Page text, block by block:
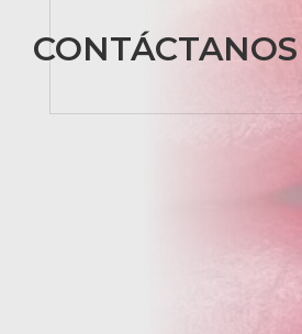
CONTÁCTANOS